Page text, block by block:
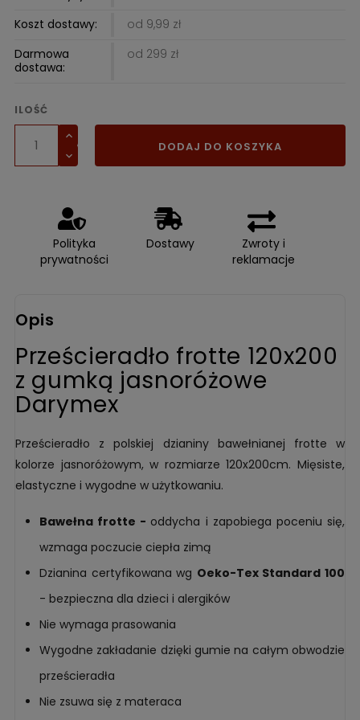
Koszt dostawy:
od 9,99 zł
Darmowa
dostawa:
od 299 zł
ILOŚĆ
DODAJ DO KOSZYKA
Polityka
prywatności
Dostawy
Zwroty i
reklamacje
Opis
Prześcieradło frotte 120x200
z gumką jasnoróżowe
Darymex
Prześcieradło z polskiej dzianiny bawełnianej frotte w
kolorze jasnoróżowym, w rozmiarze 120x200cm. Mięsiste,
elastyczne i wygodne w użytkowaniu.
Bawełna frotte - oddycha i zapobiega poceniu się,
wzmaga poczucie ciepła zimą
Dzianina certyfikowana wg Oeko-Tex Standard 100
- bezpieczna dla dzieci i alergików
Nie wymaga prasowania
Wygodne zakładanie dzięki gumie na całym obwodzie
prześcieradła
Nie zsuwa się z materaca